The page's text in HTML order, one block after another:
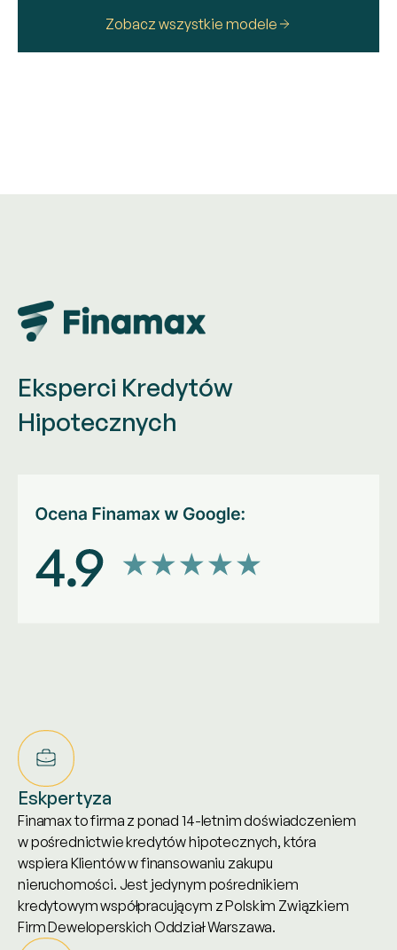
Zobacz wszystkie modele
Eksperci Kredytów
Hipotecznych
Eskpertyza
Finamax to firma z ponad 14-letnim doświadczeniem
w pośrednictwie kredytów hipotecznych, która
wspiera Klientów w finansowaniu zakupu
nieruchomości. Jest jedynym pośrednikiem
kredytowym współpracującym z Polskim Związkiem
Firm Deweloperskich Oddział Warszawa.